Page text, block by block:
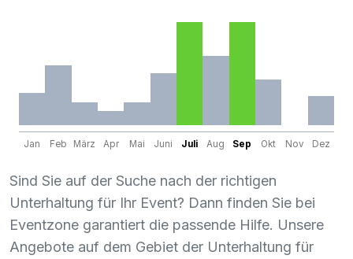
Jan Feb März Apr Mai Juni Juli Aug Sep Okt Nov Dez
Sind Sie auf der Suche nach der richtigen
Unterhaltung für Ihr Event? Dann finden Sie bei
Eventzone garantiert die passende Hilfe. Unsere
Angebote auf dem Gebiet der Unterhaltung für